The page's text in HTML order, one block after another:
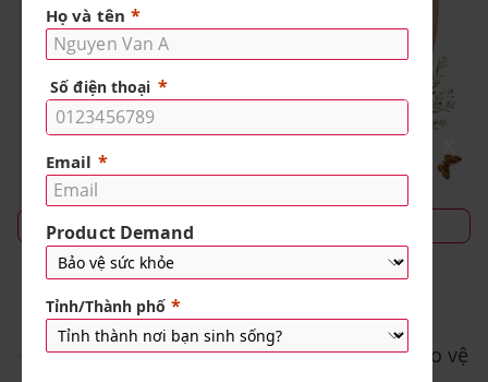
TÌM HIỂU CÁCH THỨC THAM GIA
Share
Đăng ký để khám phá những cách mới để bảo vệ